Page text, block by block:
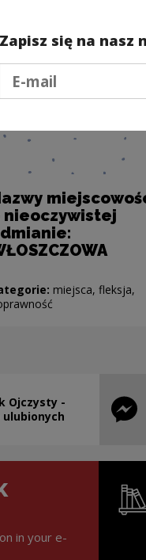
nieoczywistej
miejsca, fleksja,
Ojczysty -
ulubionych
open in a new window
Note,
in your e-
Zapisz się na nasz